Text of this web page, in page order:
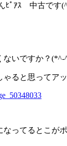
ﾟｱｽ 中古です
ないですか？(*^-
ると思ってア
なってるとこが